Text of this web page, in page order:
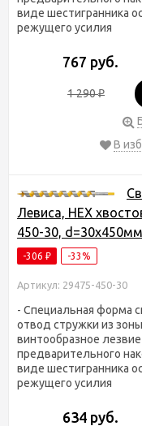
виде шестигранника
режущего усилия
767 руб.
1 290₽
В
Левиса, HEX
450-30,
-306 ₽ -33%
Артикул: 29475-450-30
- Специальная форма
отвод стружки из
винтообразное
предварительного
виде шестигранника
режущего усилия
634 руб.